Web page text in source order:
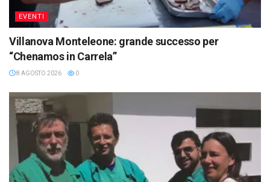
EVENTI
Villanova Monteleone: grande successo per
“Chenamos in Carrela”
8 AGOSTO 2026 0